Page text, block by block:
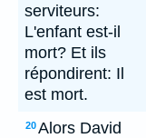
serviteurs:
L'enfant est-il
mort? Et ils
répondirent: Il
est mort.
20Alors David